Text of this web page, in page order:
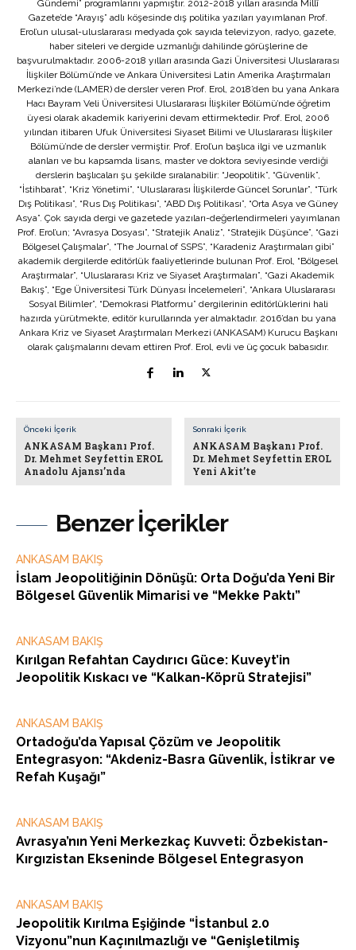
Benzer İçerikler
ANKASAM BAKIŞ
İslam Jeopolitiğinin Dönüşü: Orta Doğu’da Yeni Bir
Bölgesel Güvenlik Mimarisi ve “Mekke Paktı”
ANKASAM BAKIŞ
Kırılgan Refahtan Caydırıcı Güce: Kuveyt’in
Jeopolitik Kıskacı ve “Kalkan-Köprü Stratejisi”
ANKASAM BAKIŞ
Ortadoğu’da Yapısal Çözüm ve Jeopolitik
Entegrasyon: “Akdeniz-Basra Güvenlik, İstikrar ve
Refah Kuşağı”
ANKASAM BAKIŞ
Avrasya’nın Yeni Merkezkaç Kuvveti: Özbekistan-
Kırgızistan Ekseninde Bölgesel Entegrasyon
ANKASAM BAKIŞ
Jeopolitik Kırılma Eşiğinde “İstanbul 2.0
Vizyonu”nun Kaçınılmazlığı ve “Genişletilmiş
Gündemi” programlarını yapmıştır. 2012-2018 yılları arasında Millî
Gazete’de “Arayış” adlı köşesinde dış politika yazıları yayımlanan Prof.
Erol’un ulusal-uluslararası medyada çok sayıda televizyon, radyo, gazete,
haber siteleri ve dergide uzmanlığı dahilinde görüşlerine de
başvurulmaktadır. 2006-2018 yılları arasında Gazi Üniversitesi Uluslararası
İlişkiler Bölümü’nde ve Ankara Üniversitesi Latin Amerika Araştırmaları
Merkezi’nde (LAMER) de dersler veren Prof. Erol, 2018’den bu yana Ankara
Hacı Bayram Veli Üniversitesi Uluslararası İlişkiler Bölümü’nde öğretim
üyesi olarak akademik kariyerini devam ettirmektedir. Prof. Erol, 2006
yılından itibaren Ufuk Üniversitesi Siyaset Bilimi ve Uluslararası İlişkiler
Bölümü’nde de dersler vermiştir. Prof. Erol’un başlıca ilgi ve uzmanlık
alanları ve bu kapsamda lisans, master ve doktora seviyesinde verdiği
derslerin başlıcaları şu şekilde sıralanabilir: “Jeopolitik”, “Güvenlik”,
“İstihbarat”, “Kriz Yönetimi”, “Uluslararası İlişkilerde Güncel Sorunlar”, “Türk
Dış Politikası”, “Rus Dış Politikası”, “ABD Dış Politikası”, “Orta Asya ve Güney
Asya”. Çok sayıda dergi ve gazetede yazıları-değerlendirmeleri yayımlanan
Prof. Erol’un; “Avrasya Dosyası”, “Stratejik Analiz”, “Stratejik Düşünce”, “Gazi
Bölgesel Çalışmalar”, “The Journal of SSPS”, “Karadeniz Araştırmaları gibi”
akademik dergilerde editörlük faaliyetlerinde bulunan Prof. Erol, “Bölgesel
Araştırmalar”, “Uluslararası Kriz ve Siyaset Araştırmaları”, “Gazi Akademik
Bakış”, “Ege Üniversitesi Türk Dünyası İncelemeleri”, “Ankara Uluslararası
Sosyal Bilimler”, “Demokrasi Platformu” dergilerinin editörlüklerini hali
hazırda yürütmekte, editör kurullarında yer almaktadır. 2016’dan bu yana
Ankara Kriz ve Siyaset Araştırmaları Merkezi (ANKASAM) Kurucu Başkanı
olarak çalışmalarını devam ettiren Prof. Erol, evli ve üç çocuk babasıdır.
Önceki İçerik
ANKASAM Başkanı Prof.
Dr. Mehmet Seyfettin EROL
Anadolu Ajansı’nda
Sonraki İçerik
ANKASAM Başkanı Prof.
Dr. Mehmet Seyfettin EROL
Yeni Akit’te